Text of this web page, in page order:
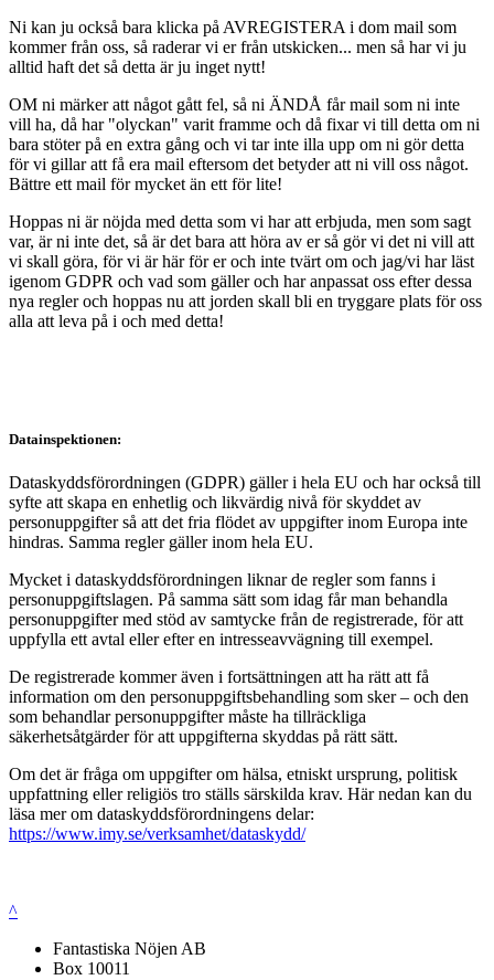
Ni kan ju också bara klicka på AVREGISTERA i dom mail som
kommer från oss, så raderar vi er från utskicken... men så har vi ju
alltid haft det så detta är ju inget nytt!
OM ni märker att något gått fel, så ni ÄNDÅ får mail som ni inte
vill ha, då har "olyckan" varit framme och då fixar vi till detta om ni
bara stöter på en extra gång och vi tar inte illa upp om ni gör detta
för vi gillar att få era mail eftersom det betyder att ni vill oss något.
Bättre ett mail för mycket än ett för lite!
Hoppas ni är nöjda med detta som vi har att erbjuda, men som sagt
var, är ni inte det, så är det bara att höra av er så gör vi det ni vill att
vi skall göra, för vi är här för er och inte tvärt om och jag/vi har läst
igenom GDPR och vad som gäller och har anpassat oss efter dessa
nya regler och hoppas nu att jorden skall bli en tryggare plats för oss
alla att leva på i och med detta!
Datainspektionen:
Dataskyddsförordningen (GDPR) gäller i hela EU och har också till
syfte att skapa en enhetlig och likvärdig nivå för skyddet av
personuppgifter så att det fria flödet av uppgifter inom Europa inte
hindras. Samma regler gäller inom hela EU.
Mycket i dataskyddsförordningen liknar de regler som fanns i
personuppgiftslagen. På samma sätt som idag får man behandla
personuppgifter med stöd av samtycke från de registrerade, för att
uppfylla ett avtal eller efter en intresseavvägning till exempel.
De registrerade kommer även i fortsättningen att ha rätt att få
information om den personuppgiftsbehandling som sker – och den
som behandlar personuppgifter måste ha tillräckliga
säkerhetsåtgärder för att uppgifterna skyddas på rätt sätt.
Om det är fråga om uppgifter om hälsa, etniskt ursprung, politisk
uppfattning eller religiös tro ställs särskilda krav. Här nedan kan du
läsa mer om dataskyddsförordningens delar:
https://www.imy.se/verksamhet/dataskydd/
^
Fantastiska Nöjen AB
Box 10011